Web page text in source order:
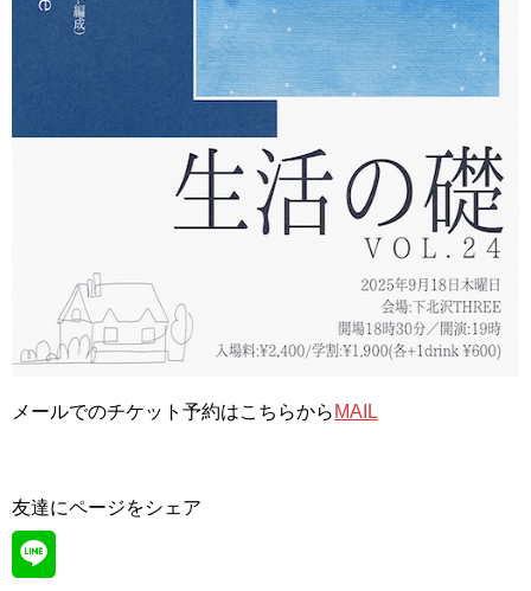
メールでのチケット予約はこちらから MAIL
友達にページをシェア